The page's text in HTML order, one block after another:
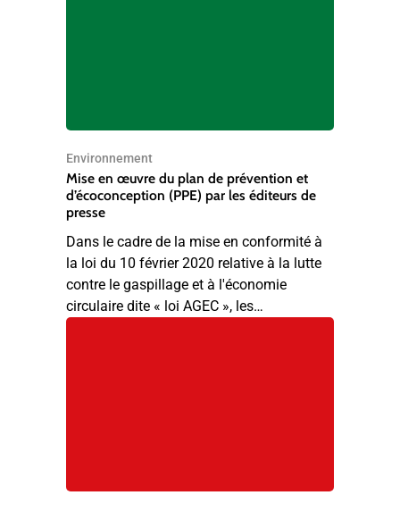
Environnement
Mise en œuvre du plan de prévention et
d’écoconception (PPE) par les éditeurs de
presse
Dans le cadre de la mise en conformité à
la loi du 10 février 2020 relative à la lutte
contre le gaspillage et à l'économie
circulaire dite « loi AGEC », les…